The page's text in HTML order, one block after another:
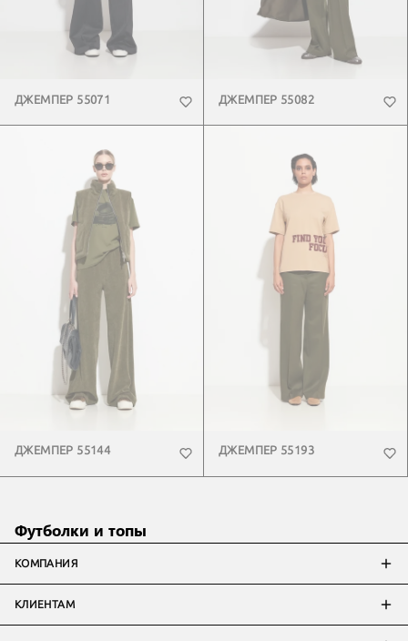
ДЖЕМПЕР 55071 ДЖЕМПЕР 55082
ДЖЕМПЕР 55144 ДЖЕМПЕР 55193
Футболки и топы
КОМПАНИЯ
КЛИЕНТАМ